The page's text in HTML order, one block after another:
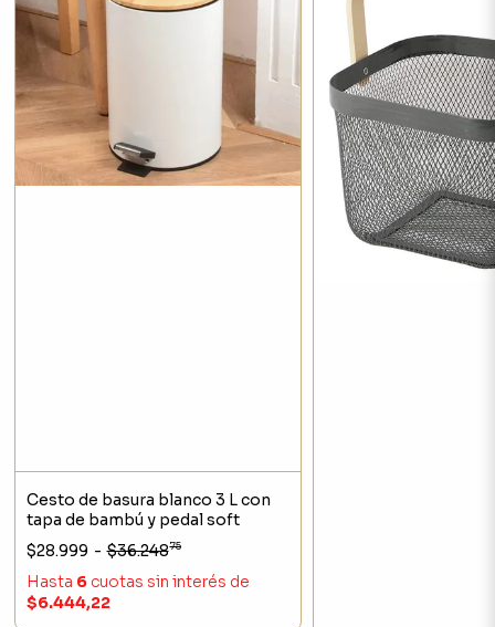
Cesto de basura blanco 3 L con
tapa de bambú y pedal soft
$28.999 - $36.24875
Hasta 6cuotas sin interés de
$6.444,22